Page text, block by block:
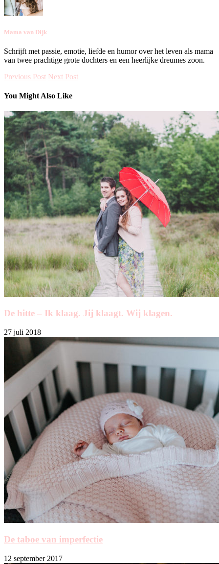
Mama van Dijk
Schrijft met passie, emotie, liefde en humor over het leven als mama
van twee prachtige grote dochters en een heerlijke dreumes zoon.
Previous Post Next Post
You Might Also Like
De hitte – Ik klaag. Jij klaagt. Wij klagen.
27 juli 2018
De taboe van imperfectie
12 september 2017